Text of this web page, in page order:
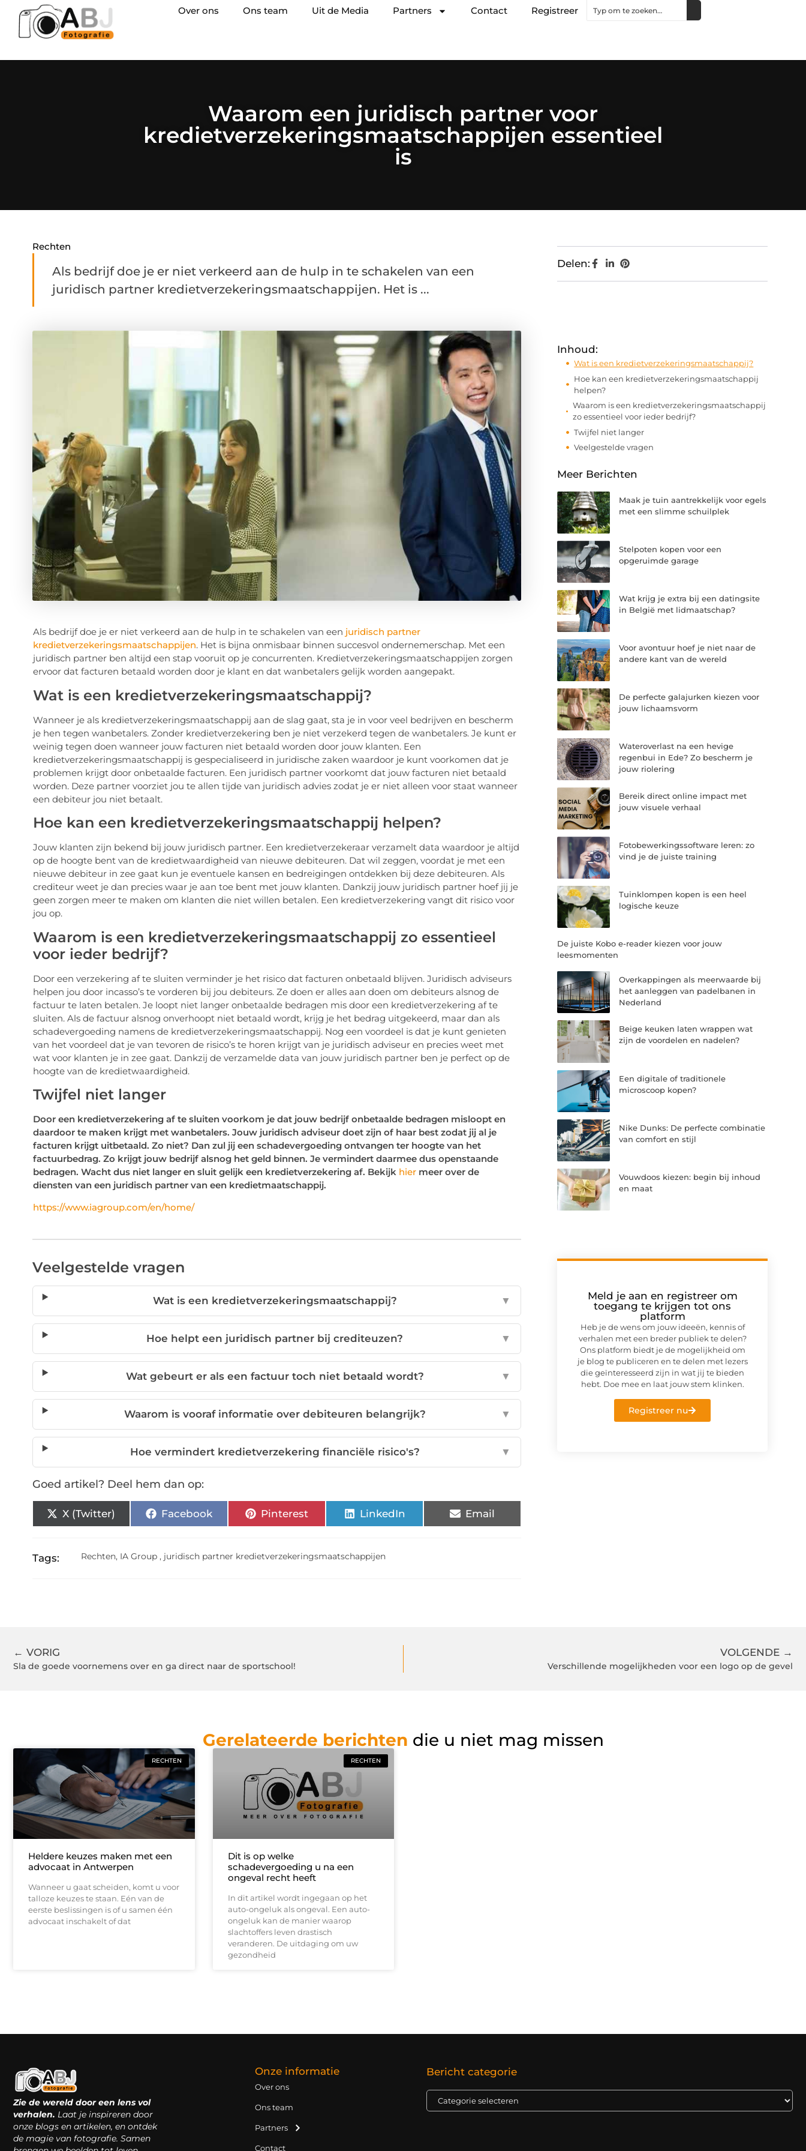
Over ons Ons team Uit de Media Partners Contact Registreer
Waarom een juridisch partner voor
kredietverzekeringsmaatschappijen essentieel
is
Rechten
Als bedrijf doe je er niet verkeerd aan de hulp in te schakelen van een
juridisch partner kredietverzekeringsmaatschappijen. Het is ...
Als bedrijf doe je er niet verkeerd aan de hulp in te schakelen van een juridisch partner
kredietverzekeringsmaatschappijen. Het is bijna onmisbaar binnen succesvol ondernemerschap. Met een
juridisch partner ben altijd een stap vooruit op je concurrenten. Kredietverzekeringsmaatschappijen zorgen
ervoor dat facturen betaald worden door je klant en dat wanbetalers gelijk worden aangepakt.
Wat is een kredietverzekeringsmaatschappij?
Wanneer je als kredietverzekeringsmaatschappij aan de slag gaat, sta je in voor veel bedrijven en bescherm
je hen tegen wanbetalers. Zonder kredietverzekering ben je niet verzekerd tegen de wanbetalers. Je kunt er
weinig tegen doen wanneer jouw facturen niet betaald worden door jouw klanten. Een
kredietverzekeringsmaatschappij is gespecialiseerd in juridische zaken waardoor je kunt voorkomen dat je
problemen krijgt door onbetaalde facturen. Een juridisch partner voorkomt dat jouw facturen niet betaald
worden. Deze partner voorziet jou te allen tijde van juridisch advies zodat je er niet alleen voor staat wanneer
een debiteur jou niet betaalt.
Hoe kan een kredietverzekeringsmaatschappij helpen?
Jouw klanten zijn bekend bij jouw juridisch partner. Een kredietverzekeraar verzamelt data waardoor je altijd
op de hoogte bent van de kredietwaardigheid van nieuwe debiteuren. Dat wil zeggen, voordat je met een
nieuwe debiteur in zee gaat kun je eventuele kansen en bedreigingen ontdekken bij deze debiteuren. Als
crediteur weet je dan precies waar je aan toe bent met jouw klanten. Dankzij jouw juridisch partner hoef jij je
geen zorgen meer te maken om klanten die niet willen betalen. Een kredietverzekering vangt dit risico voor
jou op.
Waarom is een kredietverzekeringsmaatschappij zo essentieel
voor ieder bedrijf?
Door een verzekering af te sluiten verminder je het risico dat facturen onbetaald blijven. Juridisch adviseurs
helpen jou door incasso’s te vorderen bij jou debiteurs. Ze doen er alles aan doen om debiteurs alsnog de
factuur te laten betalen. Je loopt niet langer onbetaalde bedragen mis door een kredietverzekering af te
sluiten. Als de factuur alsnog onverhoopt niet betaald wordt, krijg je het bedrag uitgekeerd, maar dan als
schadevergoeding namens de kredietverzekeringsmaatschappij. Nog een voordeel is dat je kunt genieten
van het voordeel dat je van tevoren de risico’s te horen krijgt van je juridisch adviseur en precies weet met
wat voor klanten je in zee gaat. Dankzij de verzamelde data van jouw juridisch partner ben je perfect op de
hoogte van de kredietwaardigheid.
Twijfel niet langer
Door een kredietverzekering af te sluiten voorkom je dat jouw bedrijf onbetaalde bedragen misloopt en
daardoor te maken krijgt met wanbetalers. Jouw juridisch adviseur doet zijn of haar best zodat jij al je
facturen krijgt uitbetaald. Zo niet? Dan zul jij een schadevergoeding ontvangen ter hoogte van het
factuurbedrag. Zo krijgt jouw bedrijf alsnog het geld binnen. Je vermindert daarmee dus openstaande
bedragen. Wacht dus niet langer en sluit gelijk een kredietverzekering af. Bekijk hiermeer over de
diensten van een juridisch partner van een kredietmaatschappij.
https://www.iagroup.com/en/home/
Veelgestelde vragen
Wat is een kredietverzekeringsmaatschappij? ▼
Hoe helpt een juridisch partner bij crediteuzen? ▼
Wat gebeurt er als een factuur toch niet betaald wordt? ▼
Waarom is vooraf informatie over debiteuren belangrijk? ▼
Hoe vermindert kredietverzekering financiële risico's? ▼
Goed artikel? Deel hem dan op:
X (Twitter) Facebook Pinterest LinkedIn Email
Tags: Rechten, IA Group , juridisch partner kredietverzekeringsmaatschappijen
Delen:
Inhoud:
Wat is een kredietverzekeringsmaatschappij?
Hoe kan een kredietverzekeringsmaatschappij
helpen?
Waarom is een kredietverzekeringsmaatschappij
zo essentieel voor ieder bedrijf?
Twijfel niet langer
Veelgestelde vragen
Meer Berichten
Maak je tuin aantrekkelijk voor egels
met een slimme schuilplek
Stelpoten kopen voor een
opgeruimde garage
Wat krijg je extra bij een datingsite
in België met lidmaatschap?
Voor avontuur hoef je niet naar de
andere kant van de wereld
De perfecte galajurken kiezen voor
jouw lichaamsvorm
Wateroverlast na een hevige
regenbui in Ede? Zo bescherm je
jouw riolering
Bereik direct online impact met
jouw visuele verhaal
Fotobewerkingssoftware leren: zo
vind je de juiste training
Tuinklompen kopen is een heel
logische keuze
De juiste Kobo e-reader kiezen voor jouw
leesmomenten
Overkappingen als meerwaarde bij
het aanleggen van padelbanen in
Nederland
Beige keuken laten wrappen wat
zijn de voordelen en nadelen?
Een digitale of traditionele
microscoop kopen?
Nike Dunks: De perfecte combinatie
van comfort en stijl
Vouwdoos kiezen: begin bij inhoud
en maat
Meld je aan en registreer om
toegang te krijgen tot ons
platform
Heb je de wens om jouw ideeën, kennis of
verhalen met een breder publiek te delen?
Ons platform biedt je de mogelijkheid om
je blog te publiceren en te delen met lezers
die geïnteresseerd zijn in wat jij te bieden
hebt. Doe mee en laat jouw stem klinken.
Registreer nu
← VORIG
Sla de goede voornemens over en ga direct naar de sportschool!
VOLGENDE →
Verschillende mogelijkheden voor een logo op de gevel
Gerelateerde berichten die u niet mag missen
RECHTEN
Heldere keuzes maken met een
advocaat in Antwerpen
Wanneer u gaat scheiden, komt u voor
talloze keuzes te staan. Eén van de
eerste beslissingen is of u samen één
advocaat inschakelt of dat
RECHTEN
Dit is op welke
schadevergoeding u na een
ongeval recht heeft
In dit artikel wordt ingegaan op het
auto-ongeluk als ongeval. Een auto-
ongeluk kan de manier waarop
slachtoffers leven drastisch
veranderen. De uitdaging om uw
gezondheid
Zie de wereld door een lens vol
verhalen. Laat je inspireren door
onze blogs en artikelen, en ontdek
de magie van fotografie. Samen
Onze informatie
Over ons
Ons team
Partners
Contact
Bericht categorie